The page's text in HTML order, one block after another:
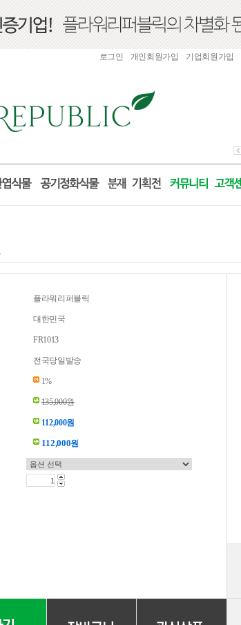
로그인 개인회원가입 기업회원가입
플라워리퍼블릭
대한민국
FR1013
전국당일발송
1%
135,000원
112,000원
112,000원